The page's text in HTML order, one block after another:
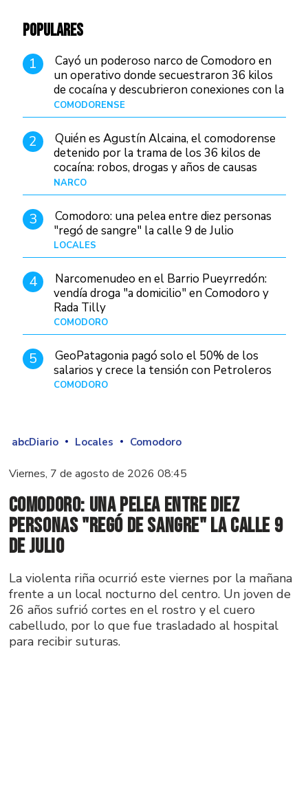
POPULARES
1
Cayó un poderoso narco de Comodoro en
un operativo donde secuestraron 36 kilos
de cocaína y descubrieron conexiones con la
Patagonia
COMODORENSE
2
Quién es Agustín Alcaina, el comodorense
detenido por la trama de los 36 kilos de
cocaína: robos, drogas y años de causas
judiciales
NARCO
3
Comodoro: una pelea entre diez personas
"regó de sangre" la calle 9 de Julio
LOCALES
4
Narcomenudeo en el Barrio Pueyrredón:
vendía droga "a domicilio" en Comodoro y
Rada Tilly
COMODORO
5
GeoPatagonia pagó solo el 50% de los
salarios y crece la tensión con Petroleros
COMODORO
abcDiario Locales Comodoro
Viernes, 7 de agosto de 2026 08:45
Comodoro: una pelea entre diez
personas "regó de sangre" la calle 9
de Julio
La violenta riña ocurrió este viernes por la mañana
frente a un local nocturno del centro. Un joven de
26 años sufrió cortes en el rostro y el cuero
cabelludo, por lo que fue trasladado al hospital
para recibir suturas.